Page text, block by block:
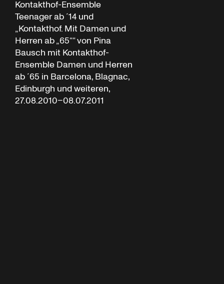
Kontakthof-Ensemble
Teenager ab ´14 und
„Kontakthof. Mit Damen und
Herren ab „65““ von Pina
Bausch mit Kontakthof-
Ensemble Damen und Herren
ab ´65 in Barcelona, Blagnac,
Edinburgh und weiteren,
27.08.2010–08.07.2011